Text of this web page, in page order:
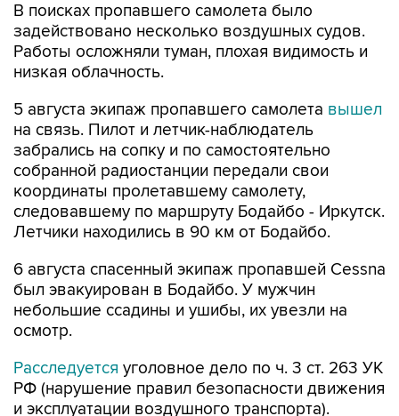
В поисках пропавшего самолета было
задействовано несколько воздушных судов.
Работы осложняли туман, плохая видимость и
низкая облачность.
5 августа экипаж пропавшего самолета вышел
на связь. Пилот и летчик-наблюдатель
забрались на сопку и по самостоятельно
собранной радиостанции передали свои
координаты пролетавшему самолету,
следовавшему по маршруту Бодайбо - Иркутск.
Летчики находились в 90 км от Бодайбо.
6 августа спасенный экипаж пропавшей Cessna
был эвакуирован в Бодайбо. У мужчин
небольшие ссадины и ушибы, их увезли на
осмотр.
Расследуется уголовное дело по ч. 3 ст. 263 УК
РФ (нарушение правил безопасности движения
и эксплуатации воздушного транспорта).